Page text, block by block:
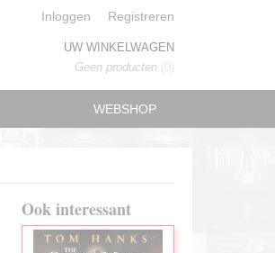
Inloggen Registreren
UW WINKELWAGEN
Geen producten (0)
WEBSHOP
Ook interessant